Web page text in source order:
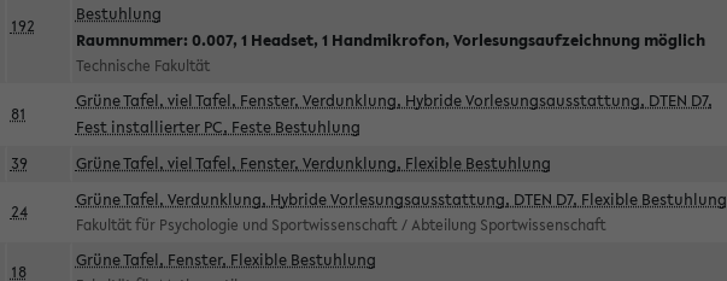
192
Bestuhlung
Raumnummer: 0.007, 1 Headset, 1 Handmikrofon, Vorlesungsaufzeichnung möglich
Technische Fakultät
81
Grüne Tafel, viel Tafel, Fenster, Verdunklung, Hybride Vorlesungsausstattung, DTEN D7,
Fest installierter PC, Feste Bestuhlung
39 Grüne Tafel, viel Tafel, Fenster, Verdunklung, Flexible Bestuhlung
24
Grüne Tafel, Verdunklung, Hybride Vorlesungsausstattung, DTEN D7, Flexible Bestuhlung
Fakultät für Psychologie und Sportwissenschaft / Abteilung Sportwissenschaft
18
Grüne Tafel, Fenster, Flexible Bestuhlung